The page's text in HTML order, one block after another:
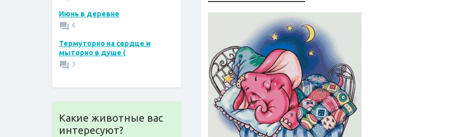
Июнь в деревне
6
Термуторно на сердце и
мыторно в душе (
3
Какие животные вас
интересуют?